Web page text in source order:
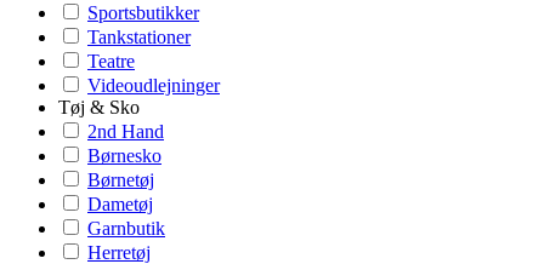
Sportsbutikker
Tankstationer
Teatre
Videoudlejninger
Tøj & Sko
2nd Hand
Børnesko
Børnetøj
Dametøj
Garnbutik
Herretøj